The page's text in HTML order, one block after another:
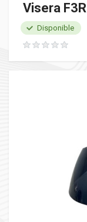
Visera F3R
Disponible